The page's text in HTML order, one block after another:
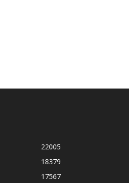
22005
18379
17567